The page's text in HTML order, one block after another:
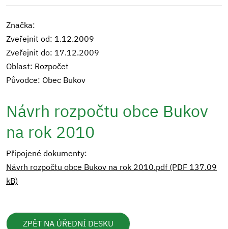
Značka:
Zveřejnit od: 1.12.2009
Zveřejnit do: 17.12.2009
Oblast: Rozpočet
Původce: Obec Bukov
Návrh rozpočtu obce Bukov
na rok 2010
Připojené dokumenty:
Návrh rozpočtu obce Bukov na rok 2010.pdf (PDF 137.09
kB)
ZPĚT NA ÚŘEDNÍ DESKU